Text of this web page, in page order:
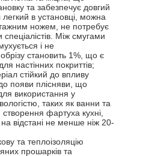
та забезпечує довгий
в установці, можна
ножем, не потребує
Між смугами
і не
становить 1%, що є
настінних покриттів;
стійкий до впливу
появи плісняви, що
використання у
таких як ванни та
створення фартуха кухні,
відстані не менше ніж 20-
та теплоізоляцію
прошарків та